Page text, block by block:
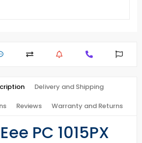
Delivery and Shipping
Reviews Warranty and Returns
PC 1015PX